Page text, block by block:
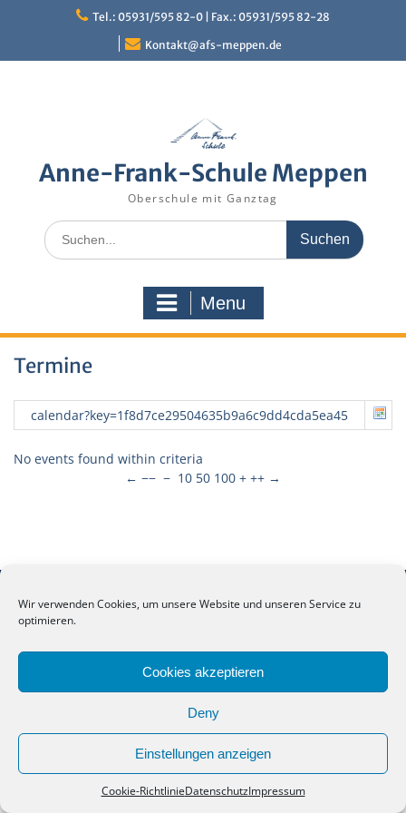
Wir verwenden Cookies, um unsere Website und unseren Service zu
optimieren.
Cookies akzeptieren
Deny
Einstellungen anzeigen
Cookie-RichtlinieDatenschutzImpressum
Tel.: 05931/595 82-0 | Fax.: 05931/595 82-28
Kontakt@afs-meppen.de
Anne-Frank-Schule Meppen
Oberschule mit Ganztag
Search
for:
Menu
Termine
calendar?key=1f8d7ce29504635b9a6c9dd4cda5ea45
No events found within criteria
← −− − 10 50 100 + ++ →
Copyright. Alle Rechte vorbehalten.